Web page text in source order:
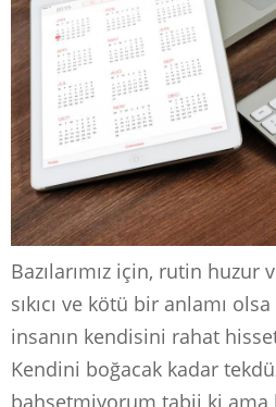
Bazılarımız için, rutin
sıkıcı ve kötü bir anlamı
insanın kendisini rahat
Kendini boğacak kadar